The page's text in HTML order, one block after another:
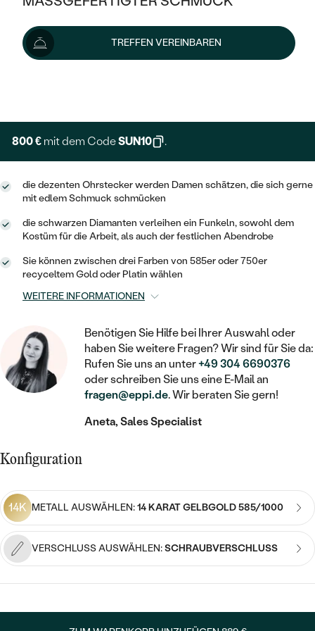
KLASSISCH
MEMOIRE
VINTAGE
AUSSERGEWÖHNLICHE
GEHÄMMERTE
IM SET
GÜNSTIG
LUXURIÖSE
MIT MEHREREN DIAMANTEN
HALO
VINTAGE
IM SET
AUSSERGEWÖHNLICH
GESTALTE EINEN RING
WÄHLE EINEN RING
DIAMANTEN ZUM EINFASSEN
LAB GROWN DIAMANTEN ZUM
EINFASSEN
FARBIGE DIAMANTEN ZUM EINFASSEN
MIT DIAMANT
MIT LAB GROWN DIAMANT
MIT MOISSANIT
MIT FARBIGEN DIAMANTEN
AUSVERKAUF
WENN SCHMUCK HILFT
OHRRINGE
ANHÄNGER / KETTEN
ARMBÄNDER
SCHMUCKSET
HERRENSCHMUCK
SCHMUCK FÜR KINDER
BROSCHEN
SCHMUCKZUBEHÖR
NACH MATERIAL
SILBER
PLATIN
DIAMANTSCHMUCK
PLATIN
OHRSTECKER
MINIMALISTISCHE
OHRHÄNGER
SOLITÄR
HERZ
PIERCINGS
MIT EDELSTEIN
PERLENOHRRINGE
NACH PREIS
LUXURIÖSE
GOLD
SILBER
NACH STYL
ZUR GEBURT EINES KINDES
PERSONALISIERT
MIT STERNZEICHEN
MINIMALISTISCH
MEDAILLON
KETTEN
HERZKETTEN
MIT DIAMANT
MIT EDELSTEIN
PERLENKETTEN
NACH PREIS
AUSVERKAUF
SILBER
NACH STYL
MINIMALISTISCHE
SIEGELRINGE
PERSONALISIERT
NACH EDELSTEIN
MIT DIAMANT
MIT EDELSTEIN
PERLENRINGE
TREFFEN VEREINBAREN
889 €
Wir liefern den Schmuck innerhalb von 3 - 4 Wochen.
Lieferoptionen
800 € mit dem CodeSUN10 .
die dezenten Ohrstecker werden Damen schätzen, die sich gerne
mit edlem Schmuck schmücken
die schwarzen Diamanten verleihen ein Funkeln, sowohl dem
Kostüm für die Arbeit, als auch der festlichen Abendrobe
Sie können zwischen drei Farben von 585er oder 750er
recyceltem Gold oder Platin wählen
WEITERE INFORMATIONEN
Benötigen Sie Hilfe bei Ihrer Auswahl oder
haben Sie weitere Fragen? Wir sind für Sie da:
Rufen Sie uns an unter+49 304 6690376
oder schreiben Sie uns eine E-Mail an
fragen@eppi.de. Wir beraten Sie gern!
Aneta, Sales Specialist
Konfiguration
14K METALL AUSWÄHLEN:14 KARAT GELBGOLD 585/1000
VERSCHLUSS AUSWÄHLEN:SCHRAUBVERSCHLUSS